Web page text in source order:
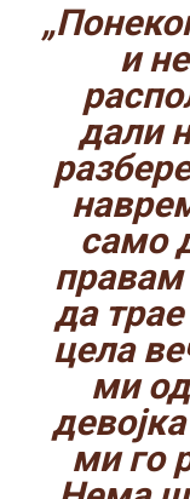
и
дали
само
да
цела
ми
ми го